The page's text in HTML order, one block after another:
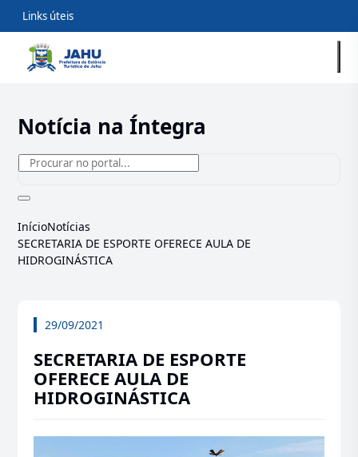
Links úteis
Notícia na Íntegra
InícioNotícias
SECRETARIA DE ESPORTE OFERECE AULA DE
HIDROGINÁSTICA
29/09/2021
SECRETARIA DE ESPORTE
OFERECE AULA DE
HIDROGINÁSTICA